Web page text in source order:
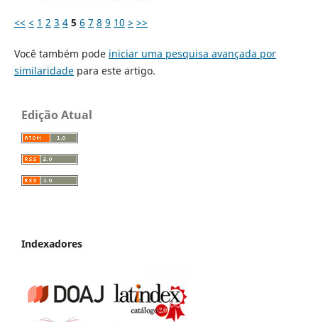
<< < 1 2 3 4 5 6 7 8 9 10 > >>
Você também pode iniciar uma pesquisa avançada por
similaridadepara este artigo.
Edição Atual
Indexadores